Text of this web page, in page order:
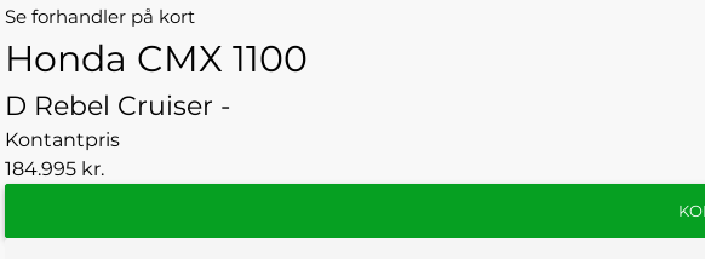
Se forhandler på kort
Honda CMX 1100
D Rebel Cruiser -
Kontantpris
184.995 kr.